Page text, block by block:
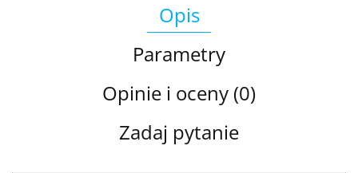
Opis
Parametry
Opinie i oceny (0)
Zadaj pytanie